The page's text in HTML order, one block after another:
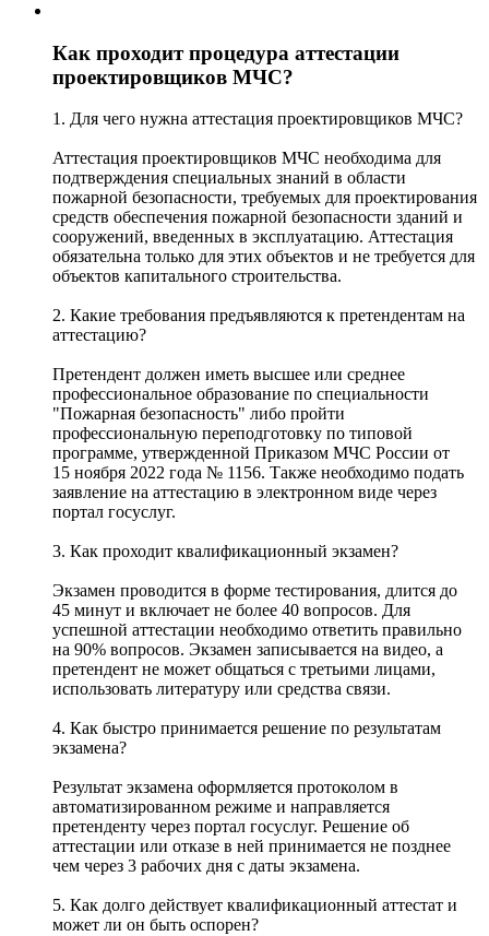
Как проходит процедура аттестации
проектировщиков МЧС?
1. Для чего нужна аттестация проектировщиков МЧС?
Аттестация проектировщиков МЧС необходима для
подтверждения специальных знаний в области
пожарной безопасности, требуемых для проектирования
средств обеспечения пожарной безопасности зданий и
сооружений, введенных в эксплуатацию. Аттестация
обязательна только для этих объектов и не требуется для
объектов капитального строительства.
2. Какие требования предъявляются к претендентам на
аттестацию?
Претендент должен иметь высшее или среднее
профессиональное образование по специальности
"Пожарная безопасность" либо пройти
профессиональную переподготовку по типовой
программе, утвержденной Приказом МЧС России от
15 ноября 2022 года № 1156. Также необходимо подать
заявление на аттестацию в электронном виде через
портал госуслуг.
3. Как проходит квалификационный экзамен?
Экзамен проводится в форме тестирования, длится до
45 минут и включает не более 40 вопросов. Для
успешной аттестации необходимо ответить правильно
на 90% вопросов. Экзамен записывается на видео, а
претендент не может общаться с третьими лицами,
использовать литературу или средства связи.
4. Как быстро принимается решение по результатам
экзамена?
Результат экзамена оформляется протоколом в
автоматизированном режиме и направляется
претенденту через портал госуслуг. Решение об
аттестации или отказе в ней принимается не позднее
чем через 3 рабочих дня с даты экзамена.
5. Как долго действует квалификационный аттестат и
может ли он быть оспорен?